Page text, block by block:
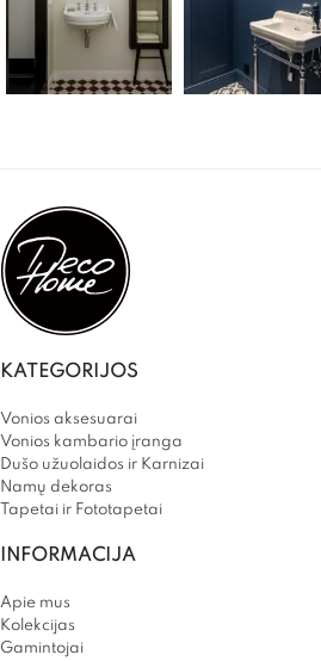
KATEGORIJOS
Vonios aksesuarai
Vonios kambario įranga
Dušo užuolaidos ir Karnizai
Namų dekoras
Tapetai ir Fototapetai
INFORMACIJA
Apie mus
Kolekcijas
Gamintojai